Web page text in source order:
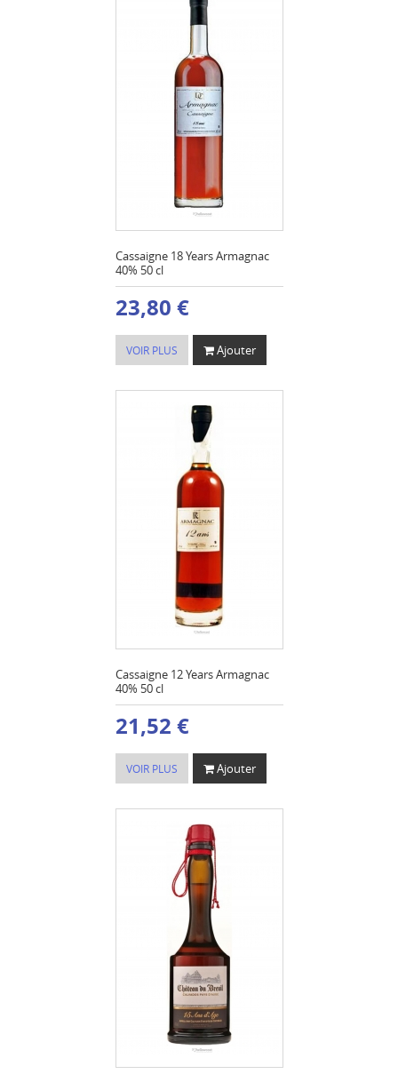
Cassaigne 18 Years Armagnac
40% 50 cl
23,80 €
VOIR PLUS Ajouter
Cassaigne 12 Years Armagnac
40% 50 cl
21,52 €
VOIR PLUS Ajouter